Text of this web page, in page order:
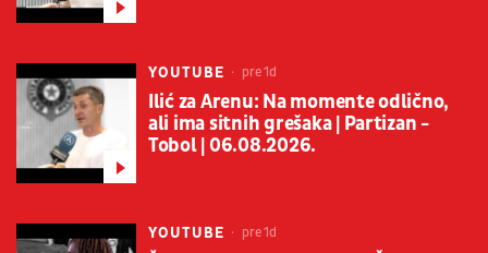
YOUTUBE pre 1d
Ilić za Arenu: Na momente odlično,
ali ima sitnih grešaka | Partizan -
Tobol | 06.08.2026.
YOUTUBE pre 1d